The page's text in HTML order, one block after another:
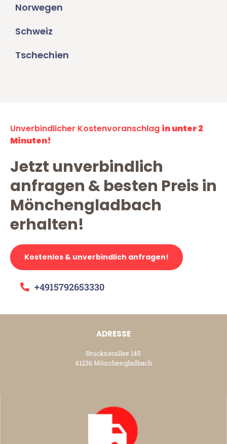
Norwegen
Schweiz
Tschechien
Unverbindlicher Kostenvoranschlag in unter 2
Minuten!
Jetzt unverbindlich
anfragen & besten Preis in
Mönchengladbach
erhalten!
Kostenlos & unverbindlich anfragen!
+4915792653330
ADRESSE
Brucknerallee 145
41236 Mönchengladbach